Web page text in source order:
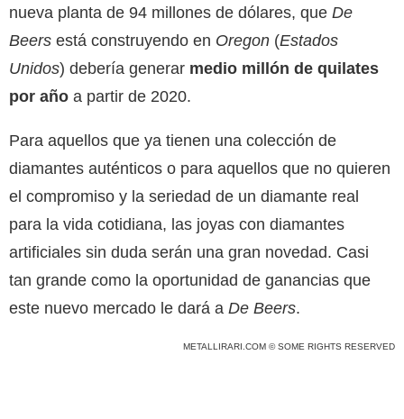
nueva planta de 94 millones de dólares, que De
Beers está construyendo en Oregon (Estados
Unidos) debería generar medio millón de quilates
por año a partir de 2020.
Para aquellos que ya tienen una colección de
diamantes auténticos o para aquellos que no quieren
el compromiso y la seriedad de un diamante real
para la vida cotidiana, las joyas con diamantes
artificiales sin duda serán una gran novedad. Casi
tan grande como la oportunidad de ganancias que
este nuevo mercado le dará a De Beers.
METALLIRARI.COM © SOME RIGHTS RESERVED